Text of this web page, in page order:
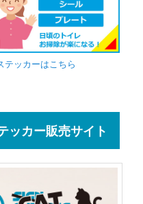
テッカーはこちら
ッカー販売サイト